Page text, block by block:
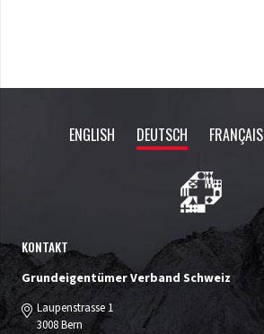
ENGLISH DEUTSCH FRANÇAIS
KONTAKT
Grundeigentümer Verband Schweiz
Laupenstrasse 1
3008 Bern